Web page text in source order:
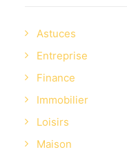
Astuces
Entreprise
Finance
Immobilier
Loisirs
Maison